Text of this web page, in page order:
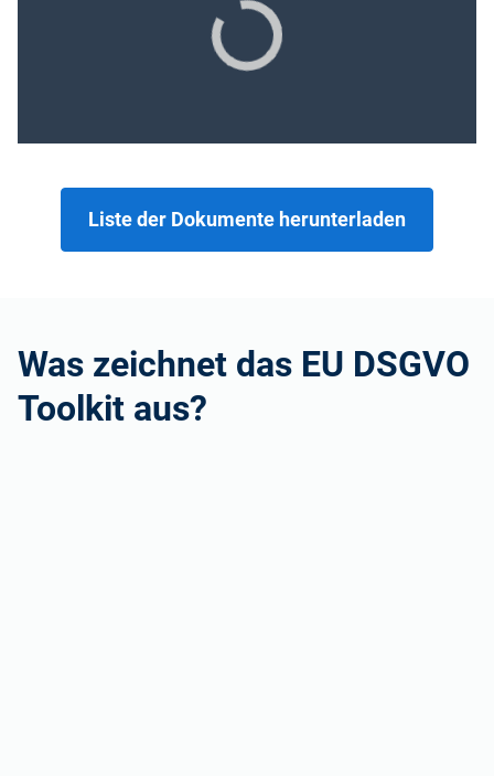
Liste der Dokumente herunterladen
Was zeichnet das EU DSGVO
Toolkit aus?